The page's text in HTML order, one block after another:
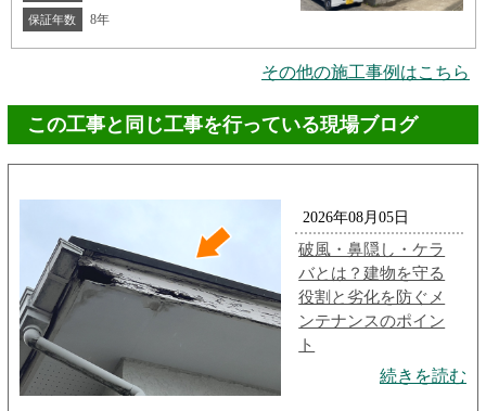
保証年数 8年
その他の施工事例はこちら
この工事と同じ工事を行っている現場ブログ
2026年08月05日
破風・鼻隠し・ケラ
バとは？建物を守る
役割と劣化を防ぐメ
ンテナンスのポイン
ト
続きを読む